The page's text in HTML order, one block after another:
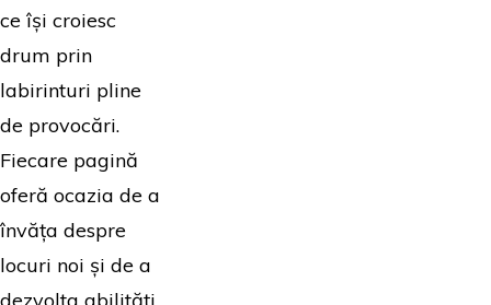
ce își croiesc
drum prin
labirinturi pline
de provocări.
Fiecare pagină
oferă ocazia de a
învăța despre
locuri noi și de a